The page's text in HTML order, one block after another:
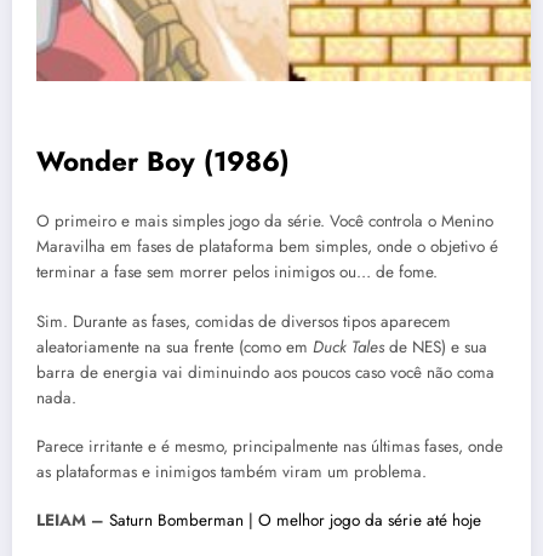
Wonder Boy (1986)
O primeiro e mais simples jogo da série. Você controla o Menino
Maravilha em fases de plataforma bem simples, onde o objetivo é
terminar a fase sem morrer pelos inimigos ou… de fome.
Sim. Durante as fases, comidas de diversos tipos aparecem
aleatoriamente na sua frente (como em Duck Tales de NES) e sua
barra de energia vai diminuindo aos poucos caso você não coma
nada.
Parece irritante e é mesmo, principalmente nas últimas fases, onde
as plataformas e inimigos também viram um problema.
LEIAM – Saturn Bomberman | O melhor jogo da série até hoje